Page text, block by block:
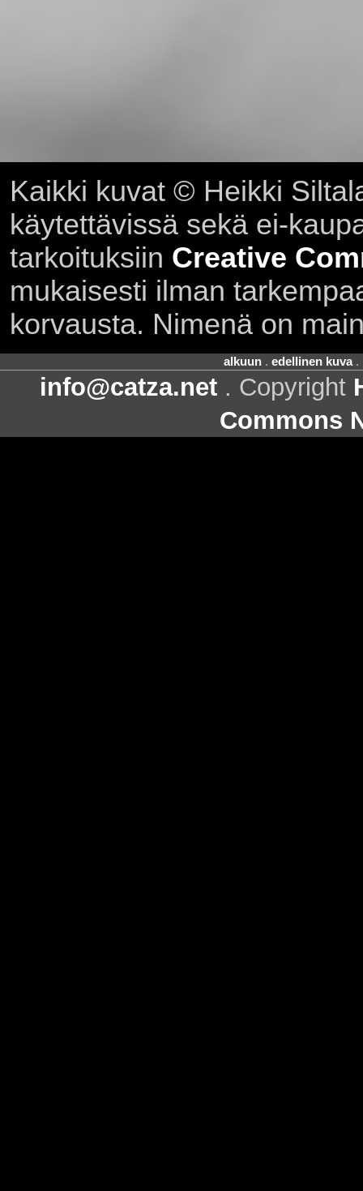
Kaikki kuvat © Heikki
käytettävissä sekä ei-
tarkoituksiin Creative
mukaisesti ilman
korvausta. Nimenä on
alkuun. edellinen kuva.
info@catza.net . Copyright
Commons